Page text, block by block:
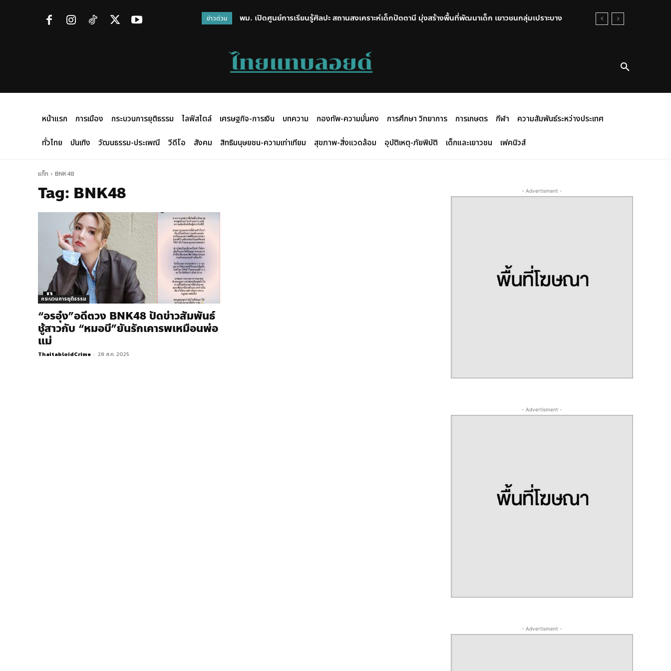
ข่าวด่วน
พม. เปิดศูนย์การเรียนรู้ศิลปะ สถานสงเคราะห์เด็กปัตตานี มุ่งสร้างพื้นที่พัฒนาเด็ก เยาวชนกลุ่มเปราะบาง
หน้าแรก การเมือง กระบวนการยุติธรรม ไลฟ์สไตล์ เศรษฐกิจ-การเงิน บทความ กองทัพ-ความมั่นคง การศึกษา วิทยาการ การเกษตร กีฬา
ความสัมพันธ์ระหว่างประเทศ
ทั่วไทย
บันเทิง วัฒนธรรม-ประเพณี วีดีโอ สังคม สิทธิมนุษยชน-ความเท่าเทียม สุขภาพ-สิ่งแวดล้อม อุบัติเหตุ-ภัยพิบัติ เด็กและเยาวชน เฟคนิวส์
แท็ก BNK48
Tag: BNK48
กระบวนการยุติธรรม
“อรอุ๋ง”อดีตวง​ BNK48 ปัดข่าวสัมพันธ์
ชู้สาว​กับ “หมอบี”ยันรักเคารพเหมือนพ่อ
แม่
ThaitabloidCrime - 28 ส.ค. 2025
- Advertisment -
- Advertisment -
- Advertisment -